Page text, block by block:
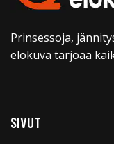
Prinsessoja,
elokuva tarjoaa
SIVUT